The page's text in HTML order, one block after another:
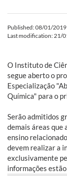
Published: 08/01/
Last modification: 21/
O Instituto de
segue aberto o
Especialização
Química" para o
Serão admitidos
demais áreas que
ensino
devem realizar a
exclusivamente
informações